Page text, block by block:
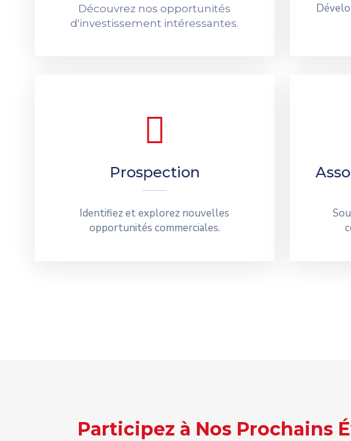
Découvrez nos opportunités
d'investissement intéressantes.
Prospection
Identifiez et explorez nouvelles
opportunités commerciales.
Participez à Nos Prochains